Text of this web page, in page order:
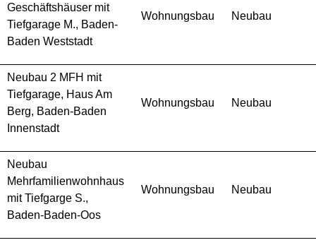
Geschäftshäuser mit
Tiefgarage M., Baden-
Baden Weststadt
Wohnungsbau Neubau
Neubau 2 MFH mit
Tiefgarage, Haus Am
Berg, Baden-Baden
Innenstadt
Wohnungsbau Neubau
Neubau
Mehrfamilienwohnhaus
mit Tiefgarge S.,
Baden-Baden-Oos
Wohnungsbau Neubau